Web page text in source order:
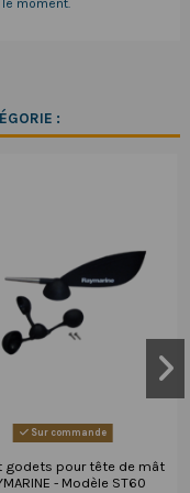
moment.
:
Sur commande
godets pour tête de mât
- Modèle ST60